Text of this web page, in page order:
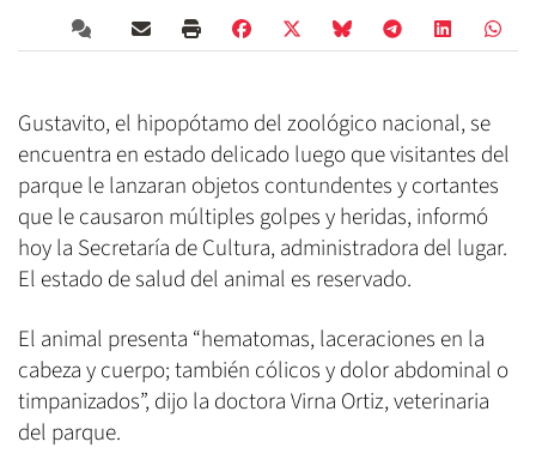
Gustavito, el hipopótamo del zoológico nacional, se
encuentra en estado delicado luego que visitantes del
parque le lanzaran objetos contundentes y cortantes
que le causaron múltiples golpes y heridas, informó
hoy la Secretaría de Cultura, administradora del lugar.
El estado de salud del animal es reservado.
El animal presenta “hematomas, laceraciones en la
cabeza y cuerpo; también cólicos y dolor abdominal o
timpanizados”, dijo la doctora Virna Ortiz, veterinaria
del parque.